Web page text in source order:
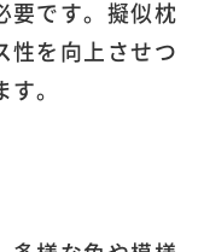
要です。擬似枕
性を向上させつ
。